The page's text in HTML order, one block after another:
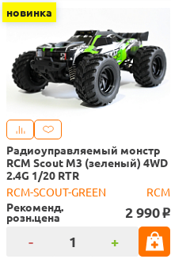
новинка
Радиоуправляемый монстр
RCM Scout M3 (зеленый) 4WD
2.4G 1/20 RTR
RCM-SCOUT-GREEN
RCM
Рекоменд.
розн.цена 2 990 o
- +